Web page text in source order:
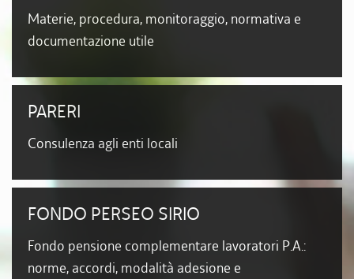
Materie, procedura, monitoraggio, normativa e
documentazione utile
PARERI
Consulenza agli enti locali
FONDO PERSEO SIRIO
Fondo pensione complementare lavoratori P.A.:
norme, accordi, modalità adesione e